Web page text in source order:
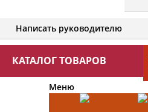
Написать руководителю
КАТАЛОГ ТОВАРОВ
Меню